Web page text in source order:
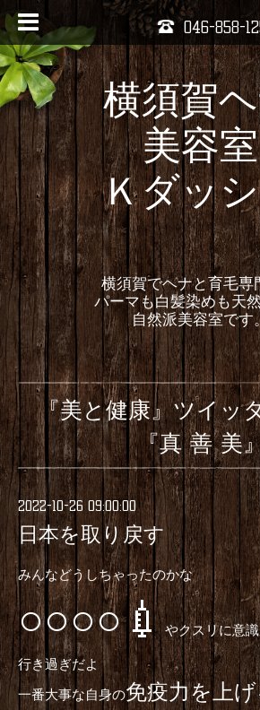
046-858-
横須賀
美容室
Ｋダッ
横須賀でヘナと育毛
パーマも白髪染めも天
自然派美容室です
『美と健康』ツイッ
『真 善 美
2022-10-26 09:00:00
日本を取り戻す
みんなどうしちゃったのかな
○○○○💉やクスリに意
行き過ぎだよ
一番大事な自身の免疫力を上げ